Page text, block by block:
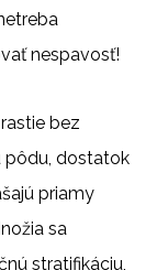
nespavosť!
bez
pôdu, dostatok
priamy
sa
stratifikáciu,